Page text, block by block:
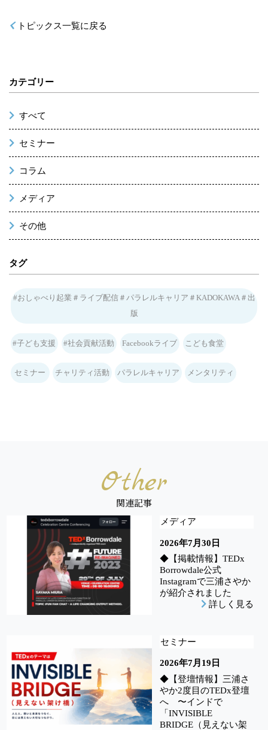
トピックス一覧に戻る
カテゴリー
すべて
セミナー
コラム
メディア
その他
タグ
#おしゃべり起業＃ライブ配信＃パラレルキャリア＃KADOKAWA＃出
版
#子ども支援 #社会貢献活動 Facebookライブ こども食堂
セミナー チャリティ活動 パラレルキャリア メンタリティ
Other
関連記事
メディア
2026年7月30日
◆【掲載情報】TEDx
Borrowdale公式
Instagramで三浦さやか
が紹介されました
詳しく見る
セミナー
2026年7月19日
◆【登壇情報】三浦さ
やか2度目のTEDx登壇
へ 〜インドで
「INVISIBLE
BRIDGE（見えない架